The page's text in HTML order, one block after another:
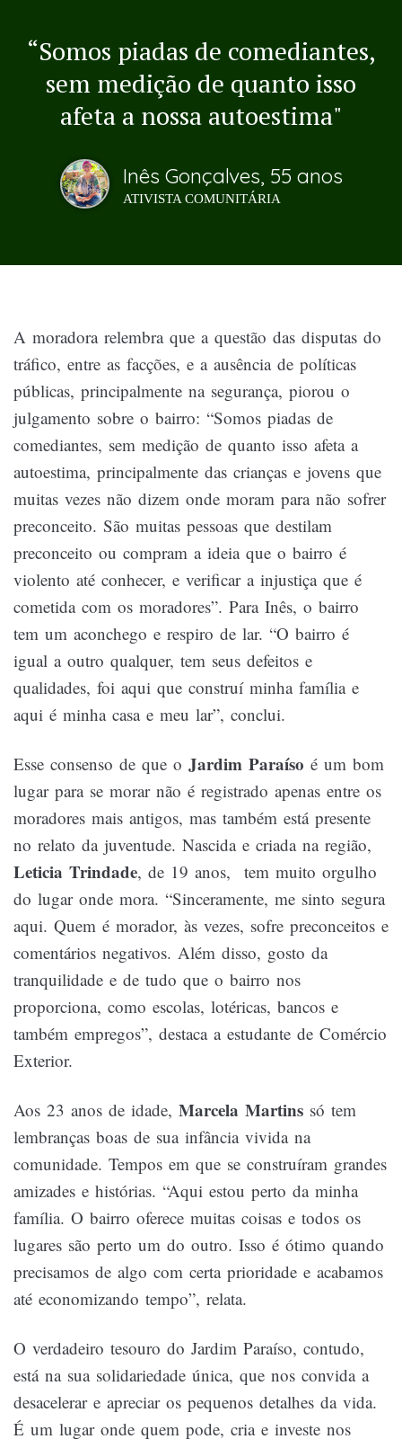
“Somos piadas de comediantes,
sem medição de quanto isso
afeta a nossa autoestima"
Inês Gonçalves, 55 anos
ATIVISTA COMUNITÁRIA
A moradora relembra que a questão das disputas do
tráfico, entre as facções, e a ausência de políticas
públicas, principalmente na segurança, piorou o
julgamento sobre o bairro: “Somos piadas de
comediantes, sem medição de quanto isso afeta a
autoestima, principalmente das crianças e jovens que
muitas vezes não dizem onde moram para não sofrer
preconceito. São muitas pessoas que destilam
preconceito ou compram a ideia que o bairro é
violento até conhecer, e verificar a injustiça que é
cometida com os moradores”. Para Inês, o bairro
tem um aconchego e respiro de lar. “O bairro é
igual a outro qualquer, tem seus defeitos e
qualidades, foi aqui que construí minha família e
aqui é minha casa e meu lar”, conclui.
Esse consenso de que o Jardim Paraíso é um bom
lugar para se morar não é registrado apenas entre os
moradores mais antigos, mas também está presente
no relato da juventude. Nascida e criada na região,
Leticia Trindade, de 19 anos, tem muito orgulho
do lugar onde mora. “Sinceramente, me sinto segura
aqui. Quem é morador, às vezes, sofre preconceitos e
comentários negativos. Além disso, gosto da
tranquilidade e de tudo que o bairro nos
proporciona, como escolas, lotéricas, bancos e
também empregos”, destaca a estudante de Comércio
Exterior.
Aos 23 anos de idade, Marcela Martins só tem
lembranças boas de sua infância vivida na
comunidade. Tempos em que se construíram grandes
amizades e histórias. “Aqui estou perto da minha
família. O bairro oferece muitas coisas e todos os
lugares são perto um do outro. Isso é ótimo quando
precisamos de algo com certa prioridade e acabamos
até economizando tempo”, relata.
O verdadeiro tesouro do Jardim Paraíso, contudo,
está na sua solidariedade única, que nos convida a
desacelerar e apreciar os pequenos detalhes da vida.
É um lugar onde quem pode, cria e investe nos